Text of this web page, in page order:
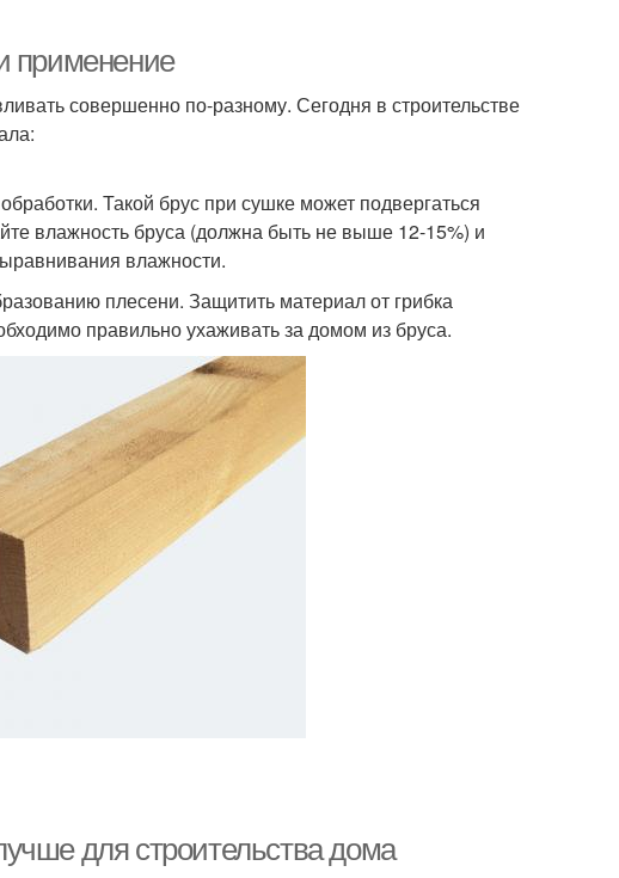
применение
совершенно по-разному. Сегодня в строительстве
Такой брус при сушке может подвергаться
влажность бруса (должна быть не выше 12-15%) и
влажности.
плесени. Защитить материал от грибка
правильно ухаживать за домом из бруса.
для строительства дома